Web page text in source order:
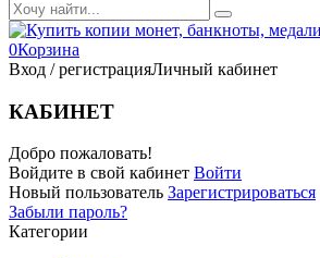
0Корзина
Вход / регистрацияЛичный кабинет
КАБИНЕТ
Добро пожаловать!
Войдите в свой кабинет Войти
Новый пользователь Зарегистрироваться
Забыли пароль?
Категории